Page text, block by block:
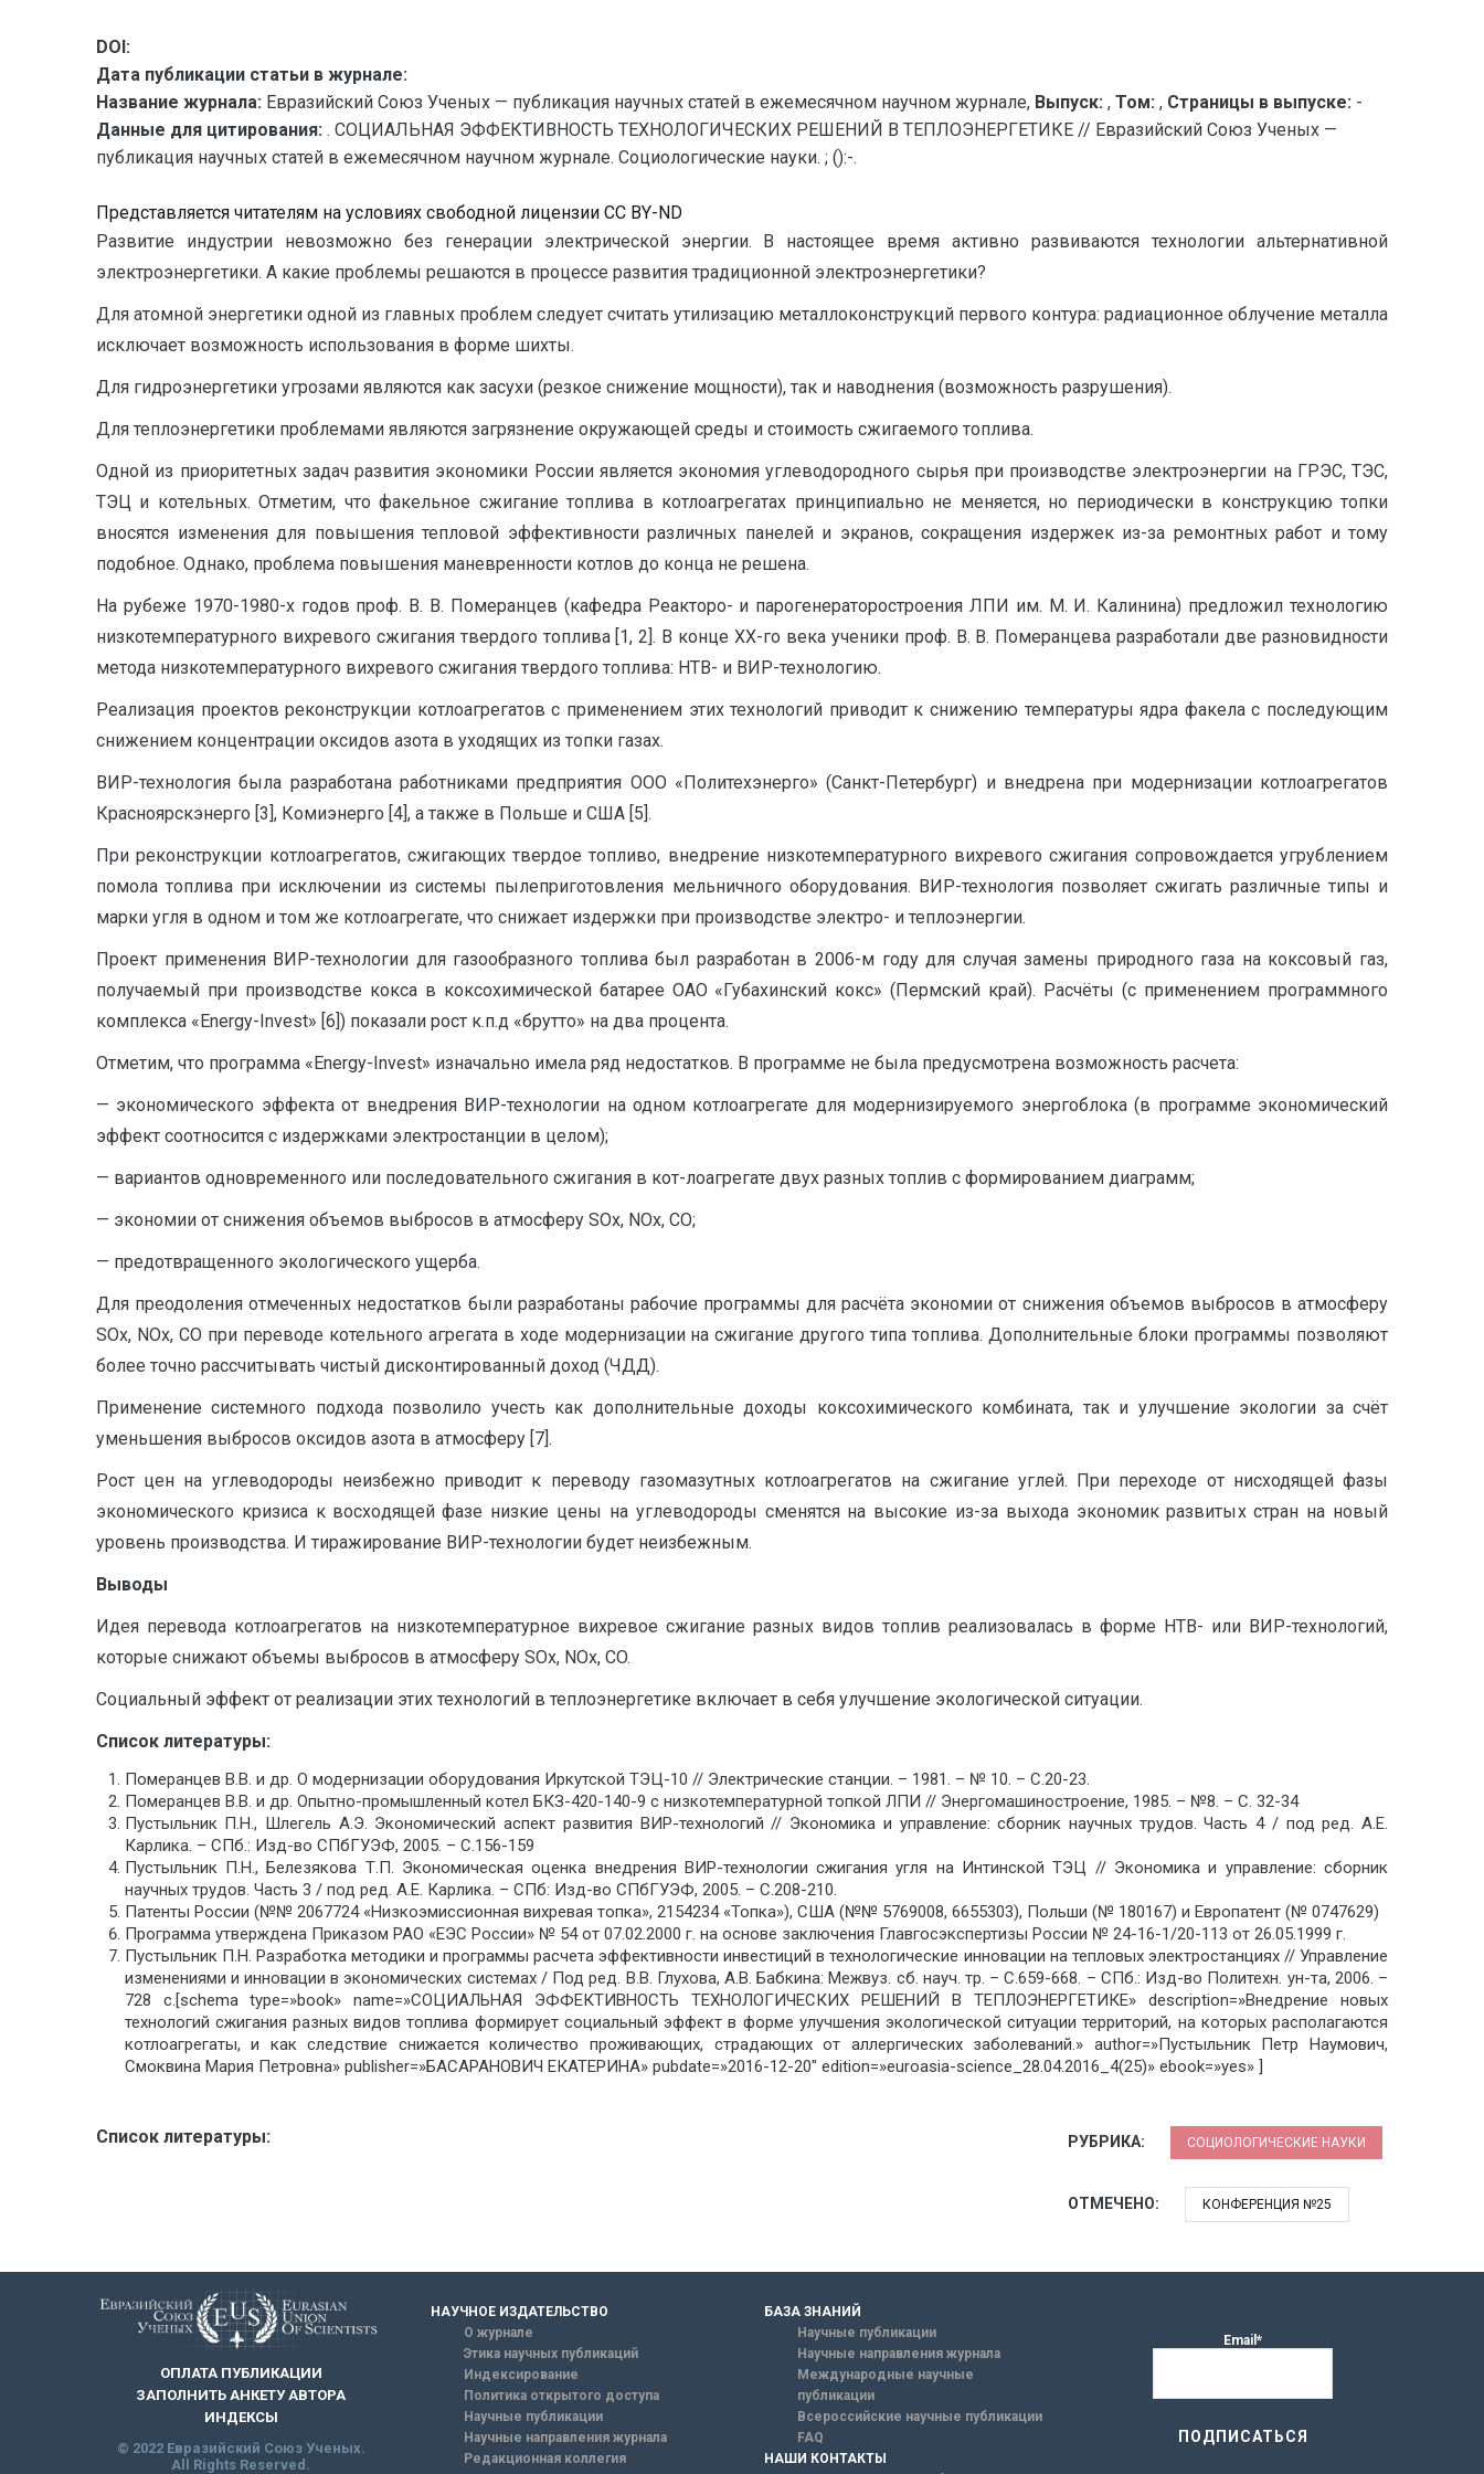
DOI:
Дата публикации статьи в журнале:
Название журнала: Евразийский Союз Ученых — публикация научных статей в ежемесячном научном журнале, Выпуск: , Том: , Страницы в выпуске: -
Данные для цитирования: . СОЦИАЛЬНАЯ ЭФФЕКТИВНОСТЬ ТЕХНОЛОГИЧЕСКИХ РЕШЕНИЙ В ТЕПЛОЭНЕРГЕТИКЕ // Евразийский Союз Ученых —
публикация научных статей в ежемесячном научном журнале. Социологические науки. ; ():-.
Представляется читателям на условиях свободной лицензии CC BY-ND
Развитие индустрии невозможно без генерации электрической энергии. В настоящее время активно развиваются технологии альтернативной
электроэнергетики. А какие проблемы решаются в процессе развития традиционной электроэнергетики?
Для атомной энергетики одной из главных проблем следует считать утилизацию металлоконструкций первого контура: радиационное облучение металла
исключает возможность использования в форме шихты.
Для гидроэнергетики угрозами являются как засухи (резкое снижение мощности), так и наводнения (возможность разрушения).
Для теплоэнергетики проблемами являются загрязнение окружающей среды и стоимость сжигаемого топлива.
Одной из приоритетных задач развития экономики России является экономия углеводородного сырья при производстве электроэнергии на ГРЭС, ТЭС,
ТЭЦ и котельных. Отметим, что факельное сжигание топлива в котлоагрегатах принципиально не меняется, но периодически в конструкцию топки
вносятся изменения для повышения тепловой эффективности различных панелей и экранов, сокращения издержек из-за ремонтных работ и тому
подобное. Однако, проблема повышения маневренности котлов до конца не решена.
На рубеже 1970-1980-х годов проф. В. В. Померанцев (кафедра Реакторо- и парогенераторостроения ЛПИ им. М. И. Калинина) предложил технологию
низкотемпературного вихревого сжигания твердого топлива [1, 2]. В конце ХХ-го века ученики проф. В. В. Померанцева разработали две разновидности
метода низкотемпературного вихревого сжигания твердого топлива: НТВ- и ВИР-технологию.
Реализация проектов реконструкции котлоагрегатов с применением этих технологий приводит к снижению температуры ядра факела с последующим
снижением концентрации оксидов азота в уходящих из топки газах.
ВИР-технология была разработана работниками предприятия ООО «Политехэнерго» (Санкт-Петербург) и внедрена при модернизации котлоагрегатов
Красноярскэнерго [3], Комиэнерго [4], а также в Польше и США [5].
При реконструкции котлоагрегатов, сжигающих твердое топливо, внедрение низкотемпературного вихревого сжигания сопровождается угрублением
помола топлива при исключении из системы пылеприготовления мельничного оборудования. ВИР-технология позволяет сжигать различные типы и
марки угля в одном и том же котлоагрегате, что снижает издержки при производстве электро- и теплоэнергии.
Проект применения ВИР-технологии для газообразного топлива был разработан в 2006-м году для случая замены природного газа на коксовый газ,
получаемый при производстве кокса в коксохимической батарее ОАО «Губахинский кокс» (Пермский край). Расчёты (с применением программного
комплекса «Energy-Invest» [6]) показали рост к.п.д «брутто» на два процента.
Отметим, что программа «Energy-Invest» изначально имела ряд недостатков. В программе не была предусмотрена возможность расчета:
— экономического эффекта от внедрения ВИР-технологии на одном котлоагрегате для модернизируемого энергоблока (в программе экономический
эффект соотносится с издержками электростанции в целом);
— вариантов одновременного или последовательного сжигания в кот-лоагрегате двух разных топлив с формированием диаграмм;
— экономии от снижения объемов выбросов в атмосферу SOx, NOx, CO;
— предотвращенного экологического ущерба.
Для преодоления отмеченных недостатков были разработаны рабочие программы для расчёта экономии от снижения объемов выбросов в атмосферу
SOx, NOx, CO при переводе котельного агрегата в ходе модернизации на сжигание другого типа топлива. Дополнительные блоки программы позволяют
более точно рассчитывать чистый дисконтированный доход (ЧДД).
Применение системного подхода позволило учесть как дополнительные доходы коксохимического комбината, так и улучшение экологии за счёт
уменьшения выбросов оксидов азота в атмосферу [7].
Рост цен на углеводороды неизбежно приводит к переводу газомазутных котлоагрегатов на сжигание углей. При переходе от нисходящей фазы
экономического кризиса к восходящей фазе низкие цены на углеводороды сменятся на высокие из-за выхода экономик развитых стран на новый
уровень производства. И тиражирование ВИР-технологии будет неизбежным.
Выводы
Идея перевода котлоагрегатов на низкотемпературное вихревое сжигание разных видов топлив реализовалась в форме НТВ- или ВИР-технологий,
которые снижают объемы выбросов в атмосферу SOx, NOx, CO.
Социальный эффект от реализации этих технологий в теплоэнергетике включает в себя улучшение экологической ситуации.
Список литературы:
Померанцев В.В. и др. О модернизации оборудования Иркутской ТЭЦ-10 // Электрические станции. – 1981. – № 10. – С.20-23.
Померанцев В.В. и др. Опытно-промышленный котел БКЗ-420-140-9 с низкотемпературной топкой ЛПИ // Энергомашиностроение, 1985. – №8. – С. 32-34
Пустыльник П.Н., Шлегель А.Э. Экономический аспект развития ВИР-технологий // Экономика и управление: сборник научных трудов. Часть 4 / под ред. А.Е.
Карлика. – СПб.: Изд-во СПбГУЭФ, 2005. – С.156-159
Пустыльник П.Н., Белезякова Т.П. Экономическая оценка внедрения ВИР-технологии сжигания угля на Интинской ТЭЦ // Экономика и управление: сборник
научных трудов. Часть 3 / под ред. А.Е. Карлика. – СПб: Изд-во СПбГУЭФ, 2005. – С.208-210.
Патенты России (№№ 2067724 «Низкоэмиссионная вихревая топка», 2154234 «Топка»), США (№№ 5769008, 6655303), Польши (№ 180167) и Европатент (№ 0747629)
Программа утверждена Приказом РАО «ЕЭС России» № 54 от 07.02.2000 г. на основе заключения Главгосэкспертизы России № 24-16-1/20-113 от 26.05.1999 г.
Пустыльник П.Н. Разработка методики и программы расчета эффективности инвестиций в технологические инновации на тепловых электростанциях // Управление
изменениями и инновации в экономических системах / Под ред. В.В. Глухова, А.В. Бабкина: Межвуз. сб. науч. тр. – С.659-668. – СПб.: Изд-во Политехн. ун-та, 2006. –
728 с.[schema type=»book» name=»СОЦИАЛЬНАЯ ЭФФЕКТИВНОСТЬ ТЕХНОЛОГИЧЕСКИХ РЕШЕНИЙ В ТЕПЛОЭНЕРГЕТИКЕ» description=»Внедрение новых
технологий сжигания разных видов топлива формирует социальный эффект в форме улучшения экологической ситуации территорий, на которых располагаются
котлоагрегаты, и как следствие снижается количество проживающих, страдающих от аллергических заболеваний.» author=»Пустыльник Петр Наумович,
Смоквина Мария Петровна» publisher=»БАСАРАНОВИЧ ЕКАТЕРИНА» pubdate=»2016-12-20″ edition=»euroasia-science_28.04.2016_4(25)» ebook=»yes» ]
Список литературы: РУБРИКА: СОЦИОЛОГИЧЕСКИЕ НАУКИ
ОТМЕЧЕНО: КОНФЕРЕНЦИЯ №25
ОПЛАТА ПУБЛИКАЦИИ
ЗАПОЛНИТЬ АНКЕТУ АВТОРА
ИНДЕКСЫ
© 2022 Евразийский Союз Ученых.
All Rights Reserved.
НАУЧНОЕ ИЗДАТЕЛЬСТВО
О журнале
Этика научных публикаций
Индексирование
Политика открытого доступа
Научные публикации
Научные направления журнала
Редакционная коллегия
БАЗА ЗНАНИЙ
Научные публикации
Научные направления журнала
Международные научные
публикации
Всероссийские научные публикации
FAQ
НАШИ КОНТАКТЫ
Email*